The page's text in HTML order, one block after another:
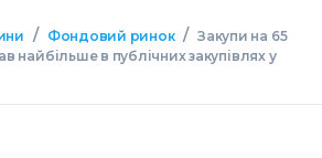
/ Фондовий ринок / Закупи на 65
найбільше в публічних закупівлях у